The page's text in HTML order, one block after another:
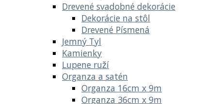
Drevené svadobné dekorácie
Dekorácie na stôl
Drevené Písmená
Jemný Tyl
Kamienky
Lupene ruží
Organza a satén
Organza 16cm x 9m
Organza 36cm x 9m